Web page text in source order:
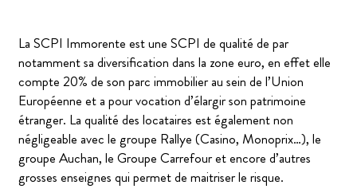
La SCPI Immorente est une SCPI de qualité de par
notamment sa diversification dans la zone euro, en effet elle
compte 20% de son parc immobilier au sein de l’Union
Européenne et a pour vocation d’élargir son patrimoine
étranger. La qualité des locataires est également non
négligeable avec le groupe Rallye (Casino, Monoprix…), le
groupe Auchan, le Groupe Carrefour et encore d’autres
grosses enseignes qui permet de maitriser le risque.